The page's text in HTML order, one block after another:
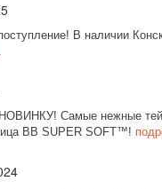
В наличии
Самые нежные
BB SUPER SOFT™!